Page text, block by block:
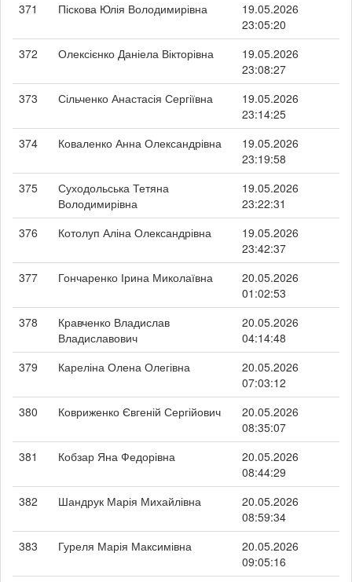
371
Піскова Юлія Володимирівна
19.05.2026
23:05:20
372
Олексієнко Даніела Вікторівна
19.05.2026
23:08:27
373
Сільченко Анастасія Сергіївна
19.05.2026
23:14:25
374
Коваленко Анна Олександрівна
19.05.2026
23:19:58
375
Суходольська Тетяна
Володимирівна
19.05.2026
23:22:31
376
Котолуп Аліна Олександрівна
19.05.2026
23:42:37
377
Гончаренко Ірина Миколаївна
20.05.2026
01:02:53
378
Кравченко Владислав
Владиславович
20.05.2026
04:14:48
379
Кареліна Олена Олегівна
20.05.2026
07:03:12
380
Ковриженко Євгеній Сергійович
20.05.2026
08:35:07
381
Кобзар Яна Федорівна
20.05.2026
08:44:29
382
Шандрук Марія Михайлівна
20.05.2026
08:59:34
383
Гуреля Марія Максимівна
20.05.2026
09:05:16